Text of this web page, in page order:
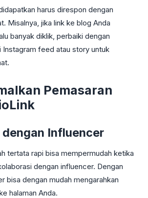
harus direspon dengan
Misalnya, jika link ke blog Anda
banyak diklik, perbaiki dengan
feed atau story untuk
Pemasaran
dengan Influencer
tertata rapi bisa mempermudah ketika
dengan influencer. Dengan
bisa dengan mudah mengarahkan
halaman Anda.